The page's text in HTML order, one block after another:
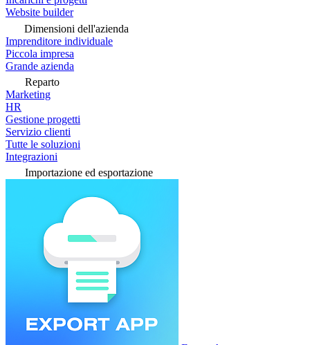
Website builder
Dimensioni dell'azienda
Imprenditore individuale
Piccola impresa
Grande azienda
Reparto
Marketing
HR
Gestione progetti
Servizio clienti
Tutte le soluzioni
Integrazioni
Importazione ed esportazione